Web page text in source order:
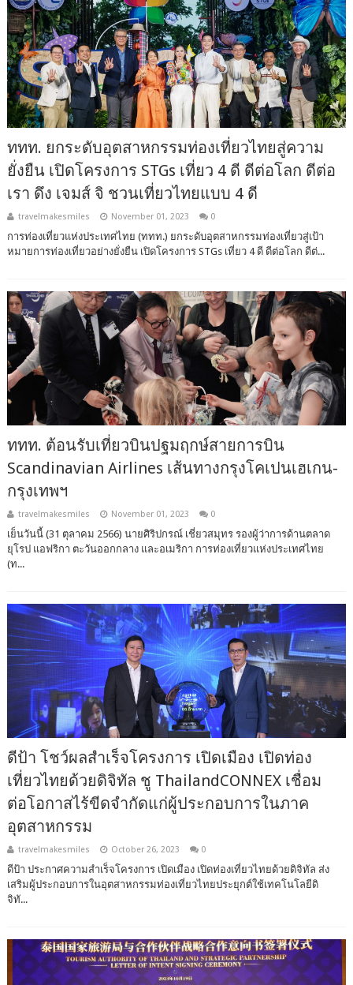
ททท. ยกระดับอุตสาหกรรมท่องเที่ยวไทยสู่ความ
ยั่งยืน เปิดโครงการ STGs เที่ยว 4 ดี ดีต่อโลก ดีต่อ
เรา ดึง เจมส์ จิ ชวนเที่ยวไทยแบบ 4 ดี
travelmakesmiles November 01, 2023 0
การท่องเที่ยวแห่งประเทศไทย (ททท.) ยกระดับอุตสาหกรรมท่องเที่ยวสู่เป้า
หมายการท่องเที่ยวอย่างยั่งยืน เปิดโครงการ STGs เที่ยว 4 ดี ดีต่อโลก ดีต่...
ททท. ต้อนรับเที่ยวบินปฐมฤกษ์สายการบิน
Scandinavian Airlines เส้นทางกรุงโคเปนเฮเกน-
กรุงเทพฯ
travelmakesmiles November 01, 2023 0
เย็นวันนี้ (31 ตุลาคม 2566) นายศิริปกรณ์ เชี่ยวสมุทร รองผู้ว่าการด้านตลาด
ยุโรป แอฟริกา ตะวันออกกลาง และอเมริกา การท่องเที่ยวแห่งประเทศไทย
(ท...
ดีป้า โชว์ผลสำเร็จโครงการ เปิดเมือง เปิดท่อง
เที่ยวไทยด้วยดิจิทัล ชู ThailandCONNEX เชื่อม
ต่อโอกาสไร้ขีดจำกัดแก่ผู้ประกอบการในภาค
อุตสาหกรรม
travelmakesmiles October 26, 2023 0
ดีป้า ประกาศความสำเร็จโครงการ เปิดเมือง เปิดท่องเที่ยวไทยด้วยดิจิทัล ส่ง
เสริมผู้ประกอบการในอุตสาหกรรมท่องเที่ยวไทยประยุกต์ใช้เทคโนโลยีดิ
จิทั...